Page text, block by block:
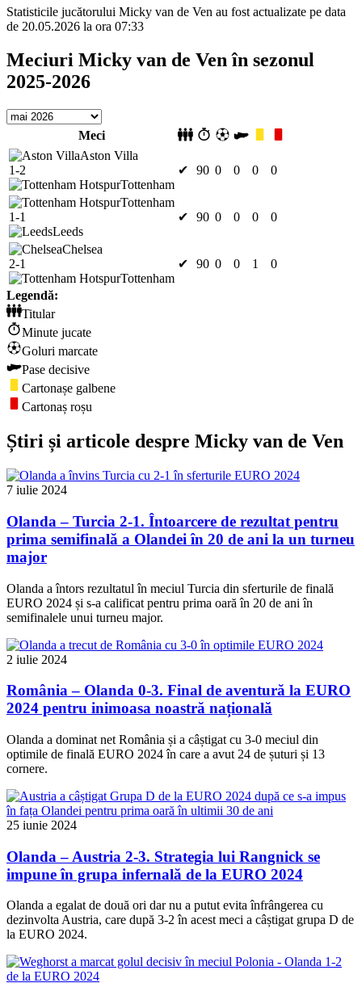
Statisticile jucătorului Micky van de Ven au fost actualizate pe data
de 20.05.2026 la ora 07:33
Meciuri Micky van de Ven în sezonul
2025-2026
Meci
Aston Villa
1-2
Tottenham
✔ 90 0 0 0 0
Tottenham
1-1
Leeds
✔ 90 0 0 0 0
Chelsea
2-1
Tottenham
✔ 90 0 0 1 0
Legendă:
Titular
Minute jucate
Goluri marcate
Pase decisive
Cartonașe galbene
Cartonaș roșu
Știri și articole despre Micky van de Ven
7 iulie 2024
Olanda – Turcia 2-1. Întoarcere de rezultat pentru
prima semifinală a Olandei în 20 de ani la un turneu
major
Olanda a întors rezultatul în meciul Turcia din sferturile de finală
EURO 2024 și s-a calificat pentru prima oară în 20 de ani în
semifinalele unui turneu major.
2 iulie 2024
România – Olanda 0-3. Final de aventură la EURO
2024 pentru inimoasa noastră națională
Olanda a dominat net România și a câștigat cu 3-0 meciul din
optimile de finală EURO 2024 în care a avut 24 de șuturi și 13
cornere.
25 iunie 2024
Olanda – Austria 2-3. Strategia lui Rangnick se
impune în grupa infernală de la EURO 2024
Olanda a egalat de două ori dar nu a putut evita înfrângerea cu
dezinvolta Austria, care după 3-2 în acest meci a câștigat grupa D de
la EURO 2024.